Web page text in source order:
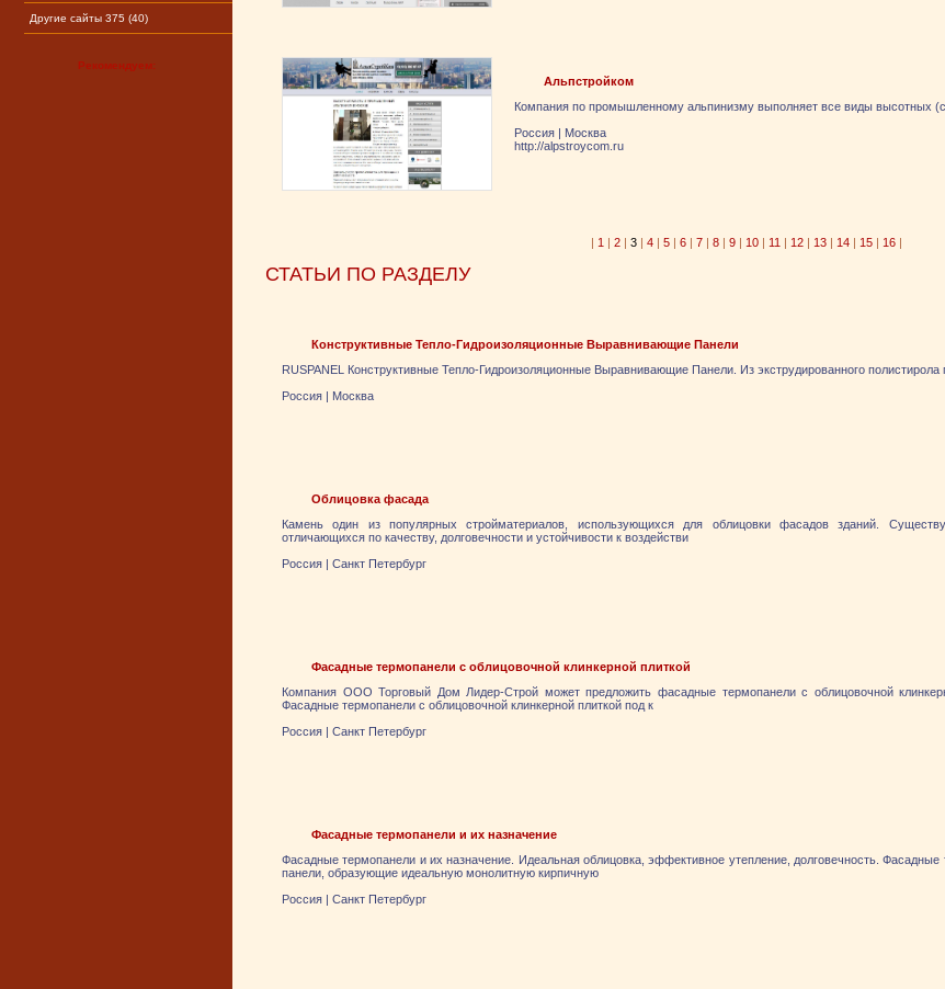
Другие сайты 375 (40)
Рекомендуем:
Альпстройком
Компания по промышленному альпинизму выполняет все виды высотных
Россия | Москва
http://alpstroycom.ru
| 1 | 2 | 3 | 4 | 5 | 6 | 7 | 8 | 9 | 10 | 11 | 12 | 13 | 14 | 15 | 16 |
СТАТЬИ ПО РАЗДЕЛУ
Конструктивные Тепло-Гидроизоляционные Выравнивающие Панели
RUSPANEL Конструктивные Тепло-Гидроизоляционные Выравнивающие Панели. Из экструдированного
Россия | Москва
Облицовка фасада
Камень один из популярных стройматериалов, использующихся для облицовки фасадов зданий.
отличающихся по качеству, долговечности и устойчивости к воздействи
Россия | Санкт Петербург
Фасадные термопанели с облицовочной клинкерной плиткой
Компания ООО Торговый Дом Лидер-Строй может предложить фасадные термопанели с облицовочной
Фасадные термопанели с облицовочной клинкерной плиткой под к
Россия | Санкт Петербург
Фасадные термопанели и их назначение
Фасадные термопанели и их назначение. Идеальная облицовка, эффективное утепление, долговечность.
панели, образующие идеальную монолитную кирпичную
Россия | Санкт Петербург